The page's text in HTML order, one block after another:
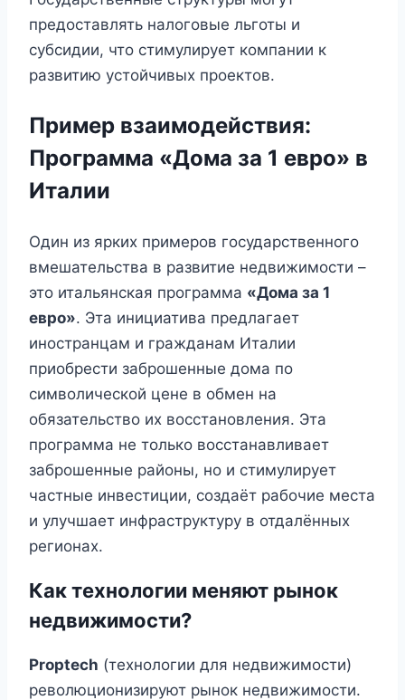
предоставлять налоговые льготы и
субсидии, что стимулирует компании к
развитию устойчивых проектов.
Пример взаимодействия:
Программа «Дома за 1 евро» в
Италии
Один из ярких примеров государственного
вмешательства в развитие недвижимости –
это итальянская программа «Дома за 1
евро». Эта инициатива предлагает
иностранцам и гражданам Италии
приобрести заброшенные дома по
символической цене в обмен на
обязательство их восстановления. Эта
программа не только восстанавливает
заброшенные районы, но и стимулирует
частные инвестиции, создаёт рабочие места
и улучшает инфраструктуру в отдалённых
регионах.
Как технологии меняют рынок
недвижимости?
Proptech (технологии для недвижимости)
революционизируют рынок недвижимости.